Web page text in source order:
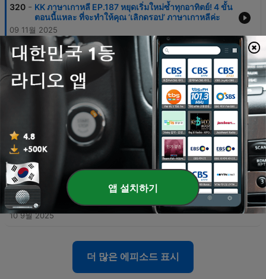
320 - KK ภาษาเกาหลี EP.187 หยุดเริ่มใหม่ซ้ำทุกอาทิตย์! 4 ขั้น
ตอนนี้แหละ ที่จะทำให้คุณ ‘เลิกดรอป’ ภาษาเกาหลีค่ะ
09 11월 2025
319 - KK ภาษาเกาหลี EP.186 🗣️ พูดเกาหลีแบบไหนให้ถูกใจ!
40 คำเทียบสุภาพ vs. ไ
20 9월 2025
KK ภาษาเกาหลี EP.185 💬 45 ประโยคสั้นๆ ที่ใช้บ่อย
ที่สุดในชีวิตประจำวัน
317 - KK ภาษาเกาหลี EP.184 🛻 ถาม-ตอบเกาหลี ฟังยาว พูด
13 9월 2025
316 - KK ภาษาเกาหลี EP.183 🖋️ แต่งประโยคไม่เก่ง ให้เริ่ม
จากคำวิเศษณ์ก่อน
10 9월 2025
더 많은 에피소드 표시
앱 설치하기